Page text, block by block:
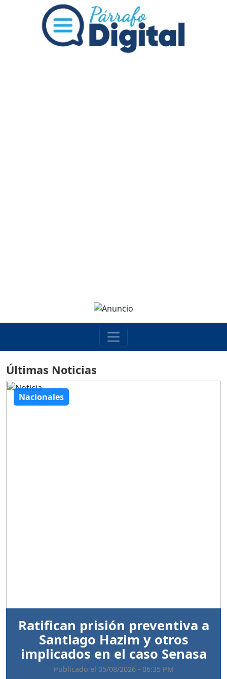
Últimas Noticias
Nacionales
Ratifican prisión preventiva a
Santiago Hazim y otros
implicados en el caso Senasa
Publicado el 05/08/2026 - 06:35 PM